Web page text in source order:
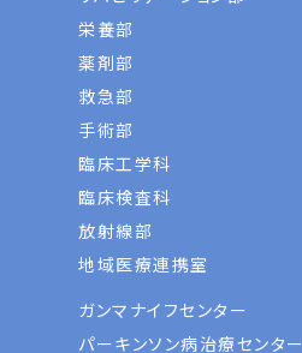
栄養部
薬剤部
救急部
手術部
臨床工学科
臨床検査科
放射線部
地域医療連携室
ガンマナイフセンター
パーキンソン病治療センター